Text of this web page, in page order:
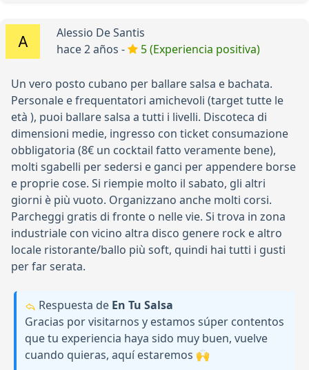
Alessio De Santis
hace 2 años -
5 (Experiencia positiva)
Un vero posto cubano per ballare salsa e bachata.
Personale e frequentatori amichevoli (target tutte le
età ), puoi ballare salsa a tutti i livelli. Discoteca di
dimensioni medie, ingresso con ticket consumazione
obbligatoria (8€ un cocktail fatto veramente bene),
molti sgabelli per sedersi e ganci per appendere borse
e proprie cose. Si riempie molto il sabato, gli altri
giorni è più vuoto. Organizzano anche molti corsi.
Parcheggi gratis di fronte o nelle vie. Si trova in zona
industriale con vicino altra disco genere rock e altro
locale ristorante/ballo più soft, quindi hai tutti i gusti
per far serata.
Respuesta de En Tu Salsa
Gracias por visitarnos y estamos súper contentos
que tu experiencia haya sido muy buen, vuelve
cuando quieras, aquí estaremos 🙌